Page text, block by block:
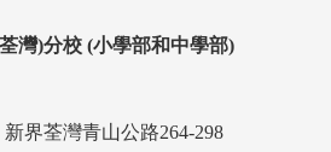
灣)分校 (小學部和中學部)
界荃灣青山公路264-298